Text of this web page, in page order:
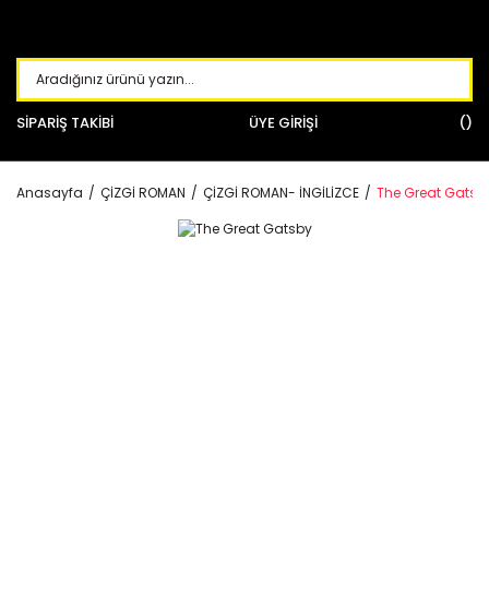
SİPARİŞ TAKİBİ ÜYE GİRİŞİ
Anasayfa ÇİZGİ ROMAN ÇİZGİ ROMAN- İNGİLİZCE The Great